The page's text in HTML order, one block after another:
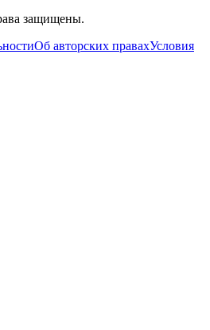
защищены.
Об авторских правахУсловия